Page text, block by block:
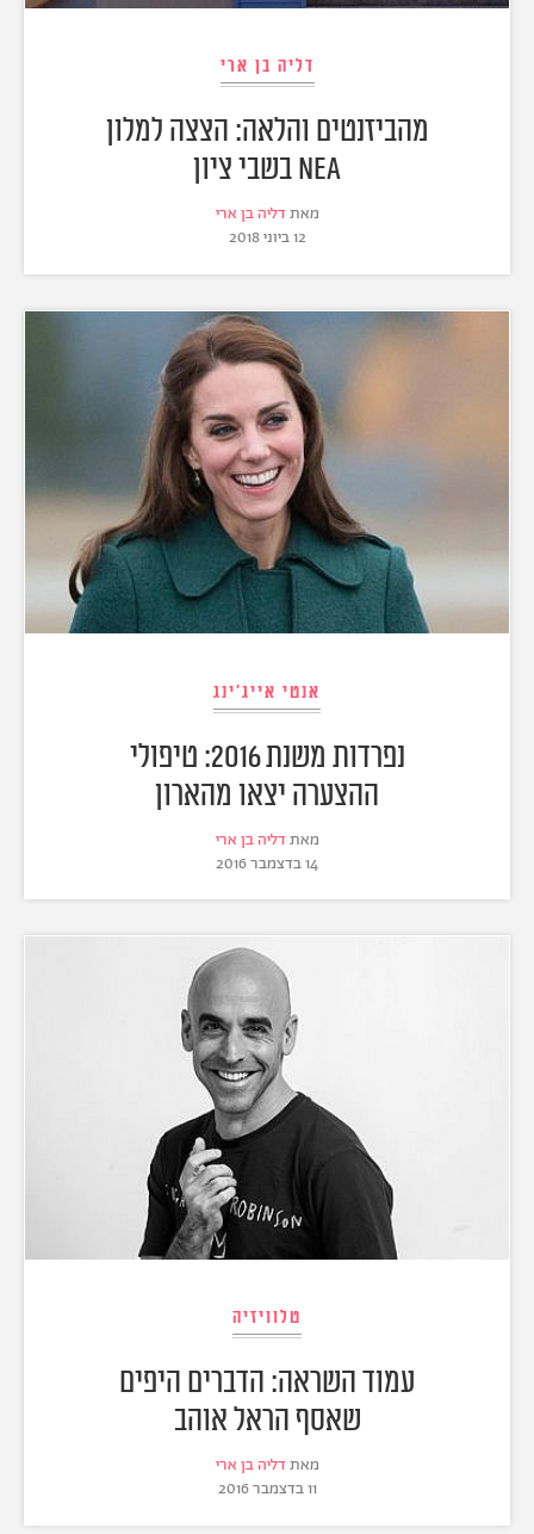
דליה בן ארי
מהביזנטים והלאה: הצצה למלון
NEA בשבי ציון
מאת דליה בן ארי
12 ביוני 2018
אנטי אייג'ינג
נפרדות משנת 2016: טיפולי
ההצערה יצאו מהארון
מאת דליה בן ארי
14 בדצמבר 2016
טלוויזיה
עמוד השראה: הדברים היפים
שאסף הראל אוהב
מאת דליה בן ארי
11 בדצמבר 2016